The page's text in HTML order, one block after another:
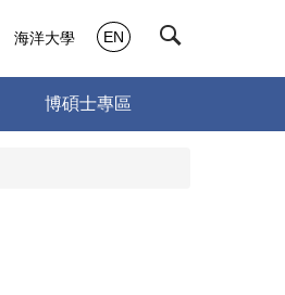
博碩士專區
海洋大學 EN